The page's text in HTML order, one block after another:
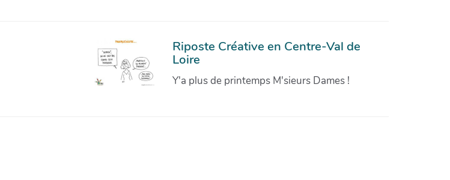
Riposte Créative en Centre-Val de
Loire
Y'a plus de printemps M'sieurs Dames !